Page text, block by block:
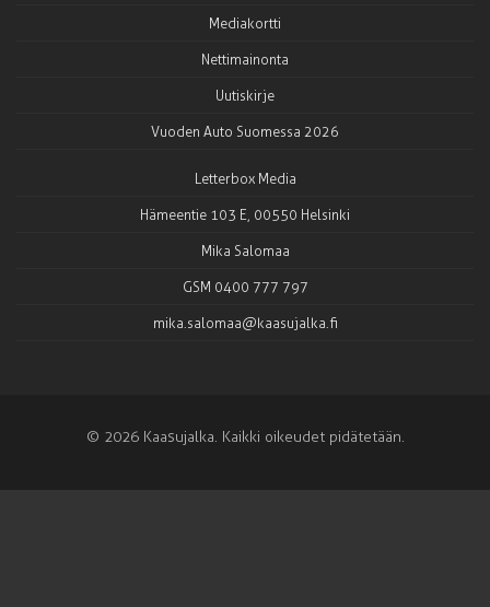
Mediakortti
Nettimainonta
Uutiskirje
Vuoden Auto Suomessa 2026
Letterbox Media
Hämeentie 103 E, 00550 Helsinki
Mika Salomaa
GSM 0400 777 797
mika.salomaa@kaasujalka.fi
© 2026 Kaasujalka. Kaikki oikeudet pidätetään.